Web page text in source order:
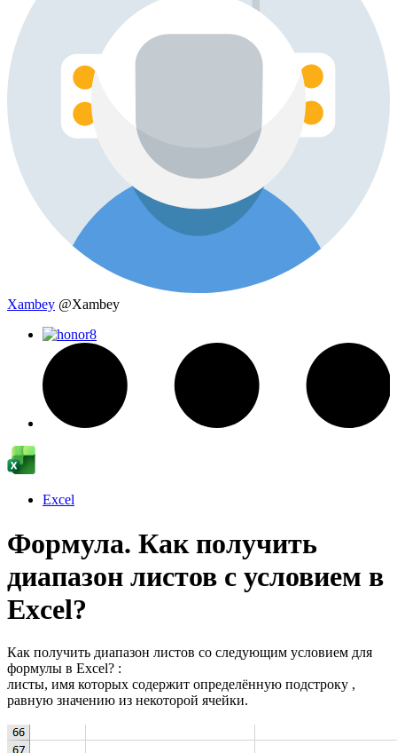
Xambey @Xambey
Excel
Формула. Как получить
диапазон листов с условием в
Excel?
Как получить диапазон листов со следующим условием для
формулы в Excel? :
листы, имя которых содержит определённую подстроку ,
равную значению из некоторой ячейки.